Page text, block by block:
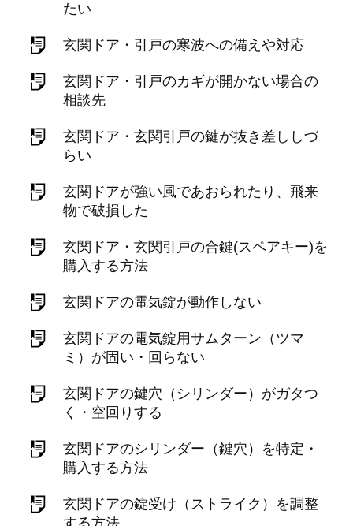
たい
玄関ドア・引戸の寒波への備えや対応
玄関ドア・引戸のカギが開かない場合の
相談先
玄関ドア・玄関引戸の鍵が抜き差ししづ
らい
玄関ドアが強い風であおられたり、飛来
物で破損した
玄関ドア・玄関引戸の合鍵(スペアキー)を
購入する方法
玄関ドアの電気錠が動作しない
玄関ドアの電気錠用サムターン（ツマ
ミ）が固い・回らない
玄関ドアの鍵穴（シリンダー）がガタつ
く・空回りする
玄関ドアのシリンダー（鍵穴）を特定・
購入する方法
玄関ドアの錠受け（ストライク）を調整